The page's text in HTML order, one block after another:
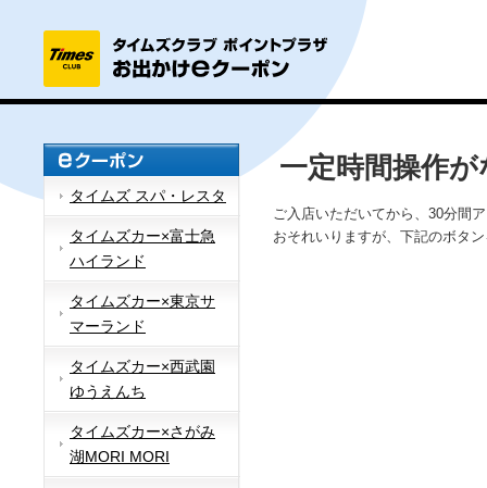
タイムズ スパ・レスタ
タイムズカー×富士急
ハイランド
タイムズカー×東京サ
マーランド
タイムズカー×西武園
ゆうえんち
タイムズカー×さがみ
湖MORI MORI
一定時間操作
ご入店いただいてから、30分間
おそれいりますが、下記のボタ